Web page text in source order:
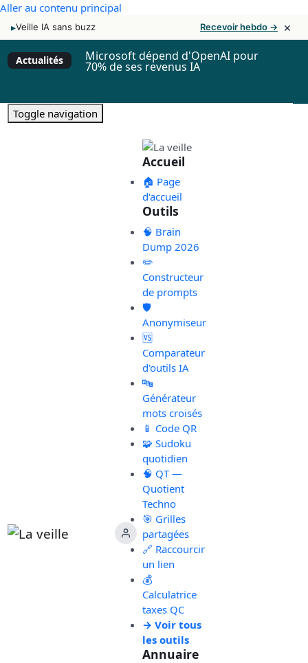
Aller au contenu principal
▸Veille IA sans buzz Recevoir hebdo → ×
Actualités Microsoft dépend d'OpenAI pour
70% de ses revenus IA
Toggle navigation
Accueil
🏠 Page
d'accueil
Outils
🧠 Brain
Dump 2026
✏️
Constructeur
de prompts
🛡️
Anonymiseur
🆚
Comparateur
d'outils IA
🔤
Générateur
mots croisés
📱 Code QR
🧩 Sudoku
quotidien
🧠 QT —
Quotient
Techno
🎯 Grilles
partagées
🔗 Raccourcir
un lien
💰
Calculatrice
taxes QC
→ Voir tous
les outils
Annuaire